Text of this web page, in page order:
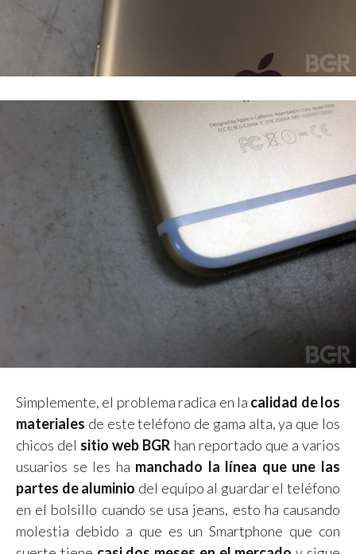
Simplemente, el problema radica en la calidad de los
materiales de este teléfono de gama alta, ya que los
chicos del sitio web BGR han reportado que a varios
usuarios se les ha manchado la línea que une las
partes de aluminio del equipo al guardar el teléfono
en el bolsillo cuando se usa jeans, esto ha causando
molestia debido a que es un Smartphone que con